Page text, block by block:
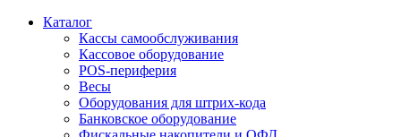
Каталог
Кассы самообслуживания
Кассовое оборудование
POS-периферия
Весы
Оборудования для штрих-кода
Банковское оборудование